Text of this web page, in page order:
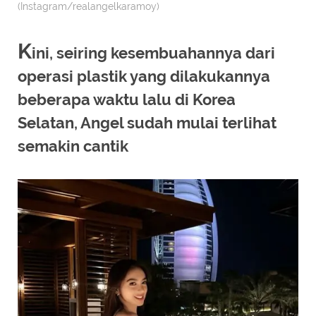
(Instagram/realangelkaramoy)
Kini, seiring kesembuahannya dari
operasi plastik yang dilakukannya
beberapa waktu lalu di Korea
Selatan, Angel sudah mulai terlihat
semakin cantik